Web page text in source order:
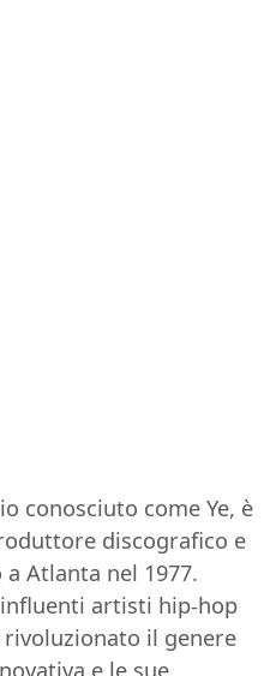
conosciuto come Ye, è
discografico e
Atlanta nel 1977.
artisti hip-hop
il genere
e le sue